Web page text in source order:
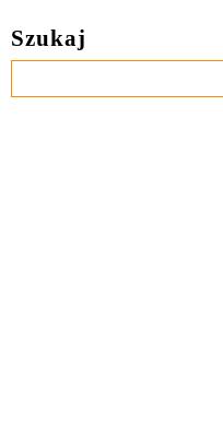
Szukaj